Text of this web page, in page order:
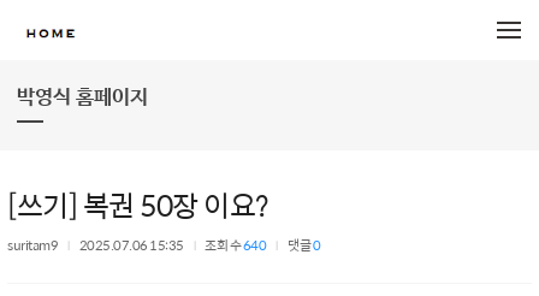
박영식 홈페이지
[쓰기] 복권 50장 이요?
suritam9 2025.07.06 15:35 조회 수640 댓글0